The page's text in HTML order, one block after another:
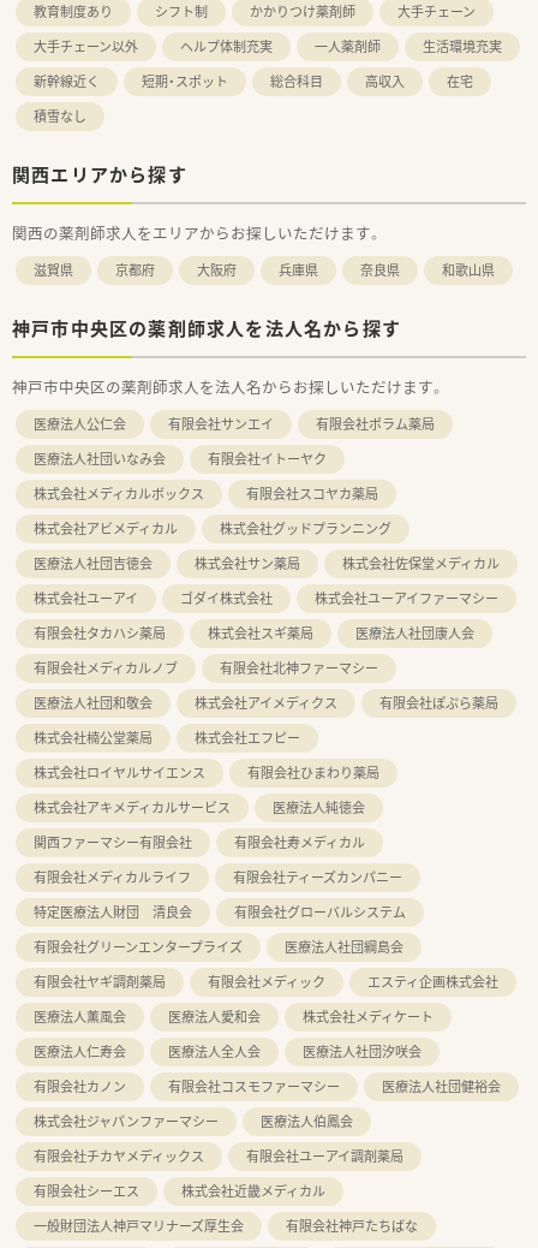
教育制度あり シフト制 かかりつけ薬剤師
大手チェーン
大手チェーン以外
ヘルプ体制充実 一人薬剤師
生活環境充実
新幹線近く
短期・スポット 総合科目 高収入
在宅
積雪なし
関西エリアから探す
関西の薬剤師求人をエリアからお探しいただけます。
滋賀県 京都府 大阪府 兵庫県 奈良県 和歌山県
神戸市中央区の薬剤師求人を法人名から探す
神戸市中央区の薬剤師求人を法人名からお探しいただけます。
医療法人公仁会 有限会社サンエイ
有限会社ポラム薬局
医療法人社団いなみ会
有限会社イトーヤク
株式会社メディカルボックス
有限会社スコヤカ薬局
株式会社アビメディカル
株式会社グッドプランニング
医療法人社団吉徳会
株式会社サン薬局
株式会社佐保堂メディカル
株式会社ユーアイ
ゴダイ株式会社
株式会社ユーアイファーマシー
有限会社タカハシ薬局
株式会社スギ薬局
医療法人社団康人会
有限会社メディカルノブ
有限会社北神ファーマシー
医療法人社団和敬会
株式会社アイメディクス
有限会社ぽぷら薬局
株式会社楠公堂薬局
株式会社エフピー
株式会社ロイヤルサイエンス
有限会社ひまわり薬局
株式会社アキメディカルサービス
医療法人純徳会
関西ファーマシー有限会社
有限会社寿メディカル
有限会社メディカルライフ
有限会社ティーズカンパニー
特定医療法人財団 清良会
有限会社グローバルシステム
有限会社グリーンエンタープライズ
医療法人社団綱島会
有限会社ヤギ調剤薬局
有限会社メディック
エスティ企画株式会社
医療法人薫風会
医療法人愛和会
株式会社メディケート
医療法人仁寿会
医療法人全人会
医療法人社団汐咲会
有限会社カノン
有限会社コスモファーマシー
医療法人社団健裕会
株式会社ジャパンファーマシー
医療法人伯鳳会
有限会社チカヤメディックス
有限会社ユーアイ調剤薬局
有限会社シーエス
株式会社近畿メディカル
一般財団法人神戸マリナーズ厚生会
有限会社神戸たちばな